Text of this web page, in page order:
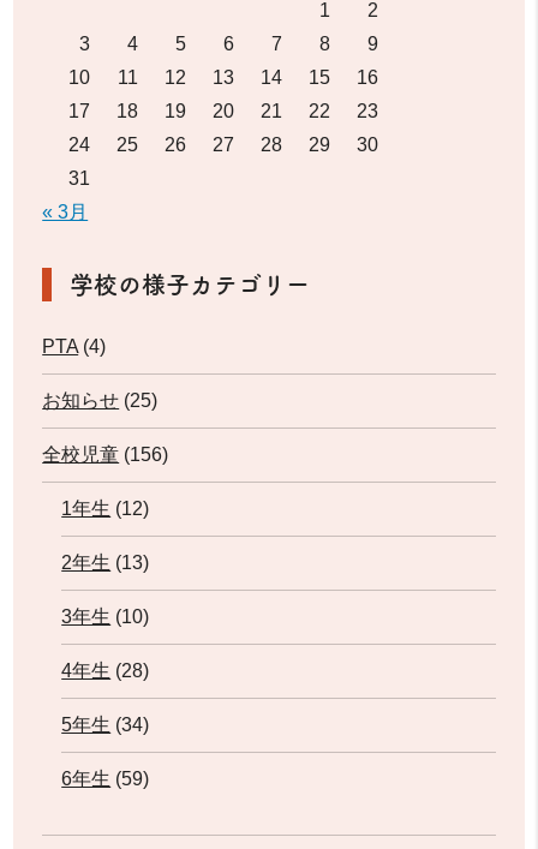
1
2
3
4 5 6 7 8
9
10
11 12 13 14 15
16
17
18 19 20 21 22
23
24
25 26 27 28 29
30
31
« 3月
学校の様子カテゴリー
PTA (4)
お知らせ (25)
全校児童 (156)
1年生 (12)
2年生 (13)
3年生 (10)
4年生 (28)
5年生 (34)
6年生 (59)